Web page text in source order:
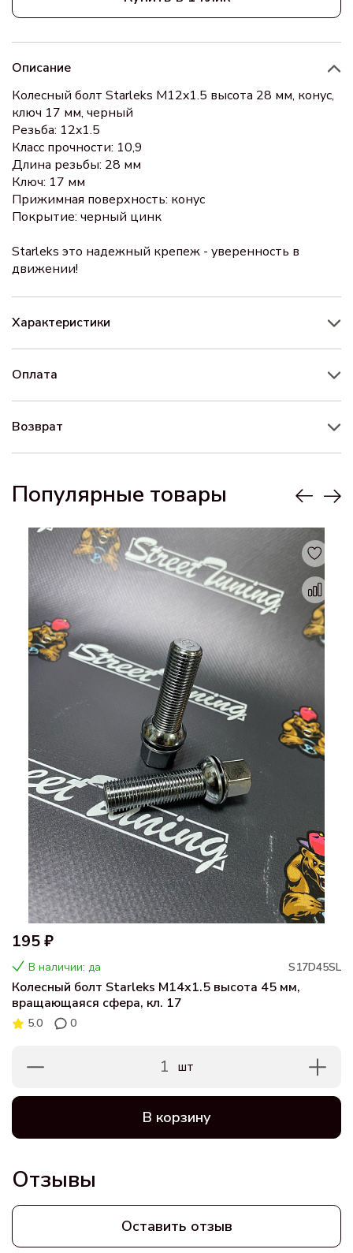
Описание
Колесный болт Starleks M12x1.5 высота 28 мм, конус,
ключ 17 мм, черный
Резьба: 12x1.5
Класс прочности: 10,9
Длина резьбы: 28 мм
Ключ: 17 мм
Прижимная поверхность: конус
Покрытие: черный цинк
Starleks это надежный крепеж - уверенность в
движении!
Характеристики
Оплата
Возврат
Популярные товары
195 ₽
В наличии: да S17D45SL
Колесный болт Starleks M14x1.5 высота 45 мм,
вращающаяся сфера, кл. 17
5.0 0
1 шт
В корзину
Отзывы
Оставить отзыв